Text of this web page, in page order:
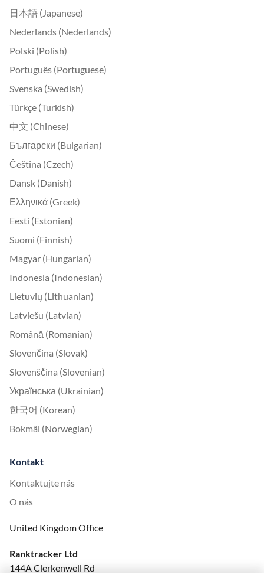
日本語 (Japanese)
Nederlands (Nederlands)
Polski (Polish)
Português (Portuguese)
Svenska (Swedish)
Türkçe (Turkish)
中文 (Chinese)
Български (Bulgarian)
Čeština (Czech)
Dansk (Danish)
Ελληνικά (Greek)
Eesti (Estonian)
Suomi (Finnish)
Magyar (Hungarian)
Indonesia (Indonesian)
Lietuvių (Lithuanian)
Latviešu (Latvian)
Română (Romanian)
Slovenčina (Slovak)
Slovenščina (Slovenian)
Українська (Ukrainian)
한국어 (Korean)
Bokmål (Norwegian)
Kontakt
Kontaktujte nás
O nás
United Kingdom Office
Ranktracker Ltd
144A Clerkenwell Rd